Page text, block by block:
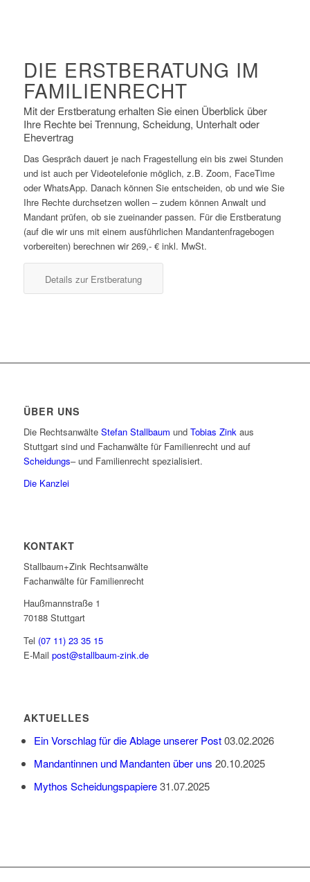
DIE ERSTBERATUNG IM
FAMILIENRECHT
Mit der Erstberatung erhalten Sie einen Überblick über
Ihre Rechte bei Trennung, Scheidung, Unterhalt oder
Ehevertrag
Das Gespräch dauert je nach Fragestellung ein bis zwei Stunden
und ist auch per Videotelefonie möglich, z.B. Zoom, FaceTime
oder WhatsApp. Danach können Sie entscheiden, ob und wie Sie
Ihre Rechte durchsetzen wollen – zudem können Anwalt und
Mandant prüfen, ob sie zueinander passen. Für die Erstberatung
(auf die wir uns mit einem ausführlichen Mandantenfragebogen
vorbereiten) berechnen wir 269,- € inkl. MwSt.
Details zur Erstberatung
ÜBER UNS
Die Rechtsanwälte Stefan Stallbaum und Tobias Zinkaus
Stuttgart sind und Fachanwälte für Familienrecht und auf
Scheidungs– und Familienrecht spezialisiert.
Die Kanzlei
KONTAKT
Stallbaum+Zink Rechtsanwälte
Fachanwälte für Familienrecht
Haußmannstraße 1
70188 Stuttgart
Tel (07 11) 23 35 15
E-Mail post@stallbaum-zink.de
AKTUELLES
Ein Vorschlag für die Ablage unserer Post 03.02.2026
Mandantinnen und Mandanten über uns 20.10.2025
Mythos Scheidungspapiere 31.07.2025